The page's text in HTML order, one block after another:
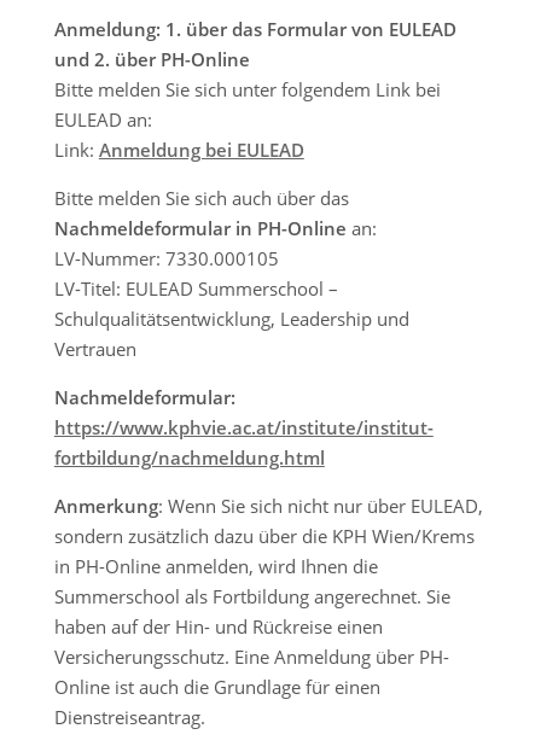
Anmeldung: 1. über das Formular von EULEAD
und 2. über PH-Online
Bitte melden Sie sich unter folgendem Link bei
EULEAD an:
Link: Anmeldung bei EULEAD
Bitte melden Sie sich auch über das
Nachmeldeformular in PH-Online an:
LV-Nummer: 7330.000105
LV-Titel: EULEAD Summerschool –
Schulqualitätsentwicklung, Leadership und
Vertrauen
Nachmeldeformular:
https://www.kphvie.ac.at/institute/institut-
fortbildung/nachmeldung.html
Anmerkung: Wenn Sie sich nicht nur über EULEAD,
sondern zusätzlich dazu über die KPH Wien/Krems
in PH-Online anmelden, wird Ihnen die
Summerschool als Fortbildung angerechnet. Sie
haben auf der Hin- und Rückreise einen
Versicherungsschutz. Eine Anmeldung über PH-
Online ist auch die Grundlage für einen
Dienstreiseantrag.